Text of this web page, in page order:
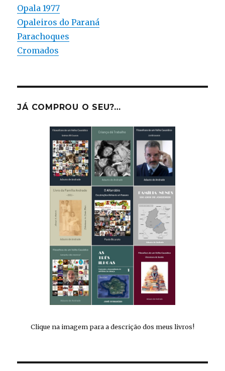
Opala 1977
Opaleiros do Paraná
Parachoques
Cromados
JÁ COMPROU O SEU?…
Clique na imagem para a descrição dos meus livros!